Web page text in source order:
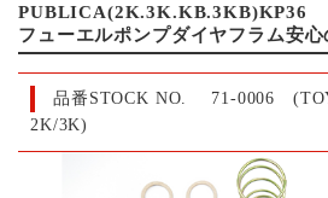
PUBLICA(2K.3K.KB.3KB)KP36
フューエルポンプダイヤフラム安
品番STOCK NO.
71-0006
2K/3K)